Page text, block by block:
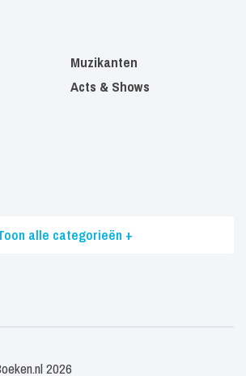
Muzikanten
Acts & Shows
alle categorieën +
2026